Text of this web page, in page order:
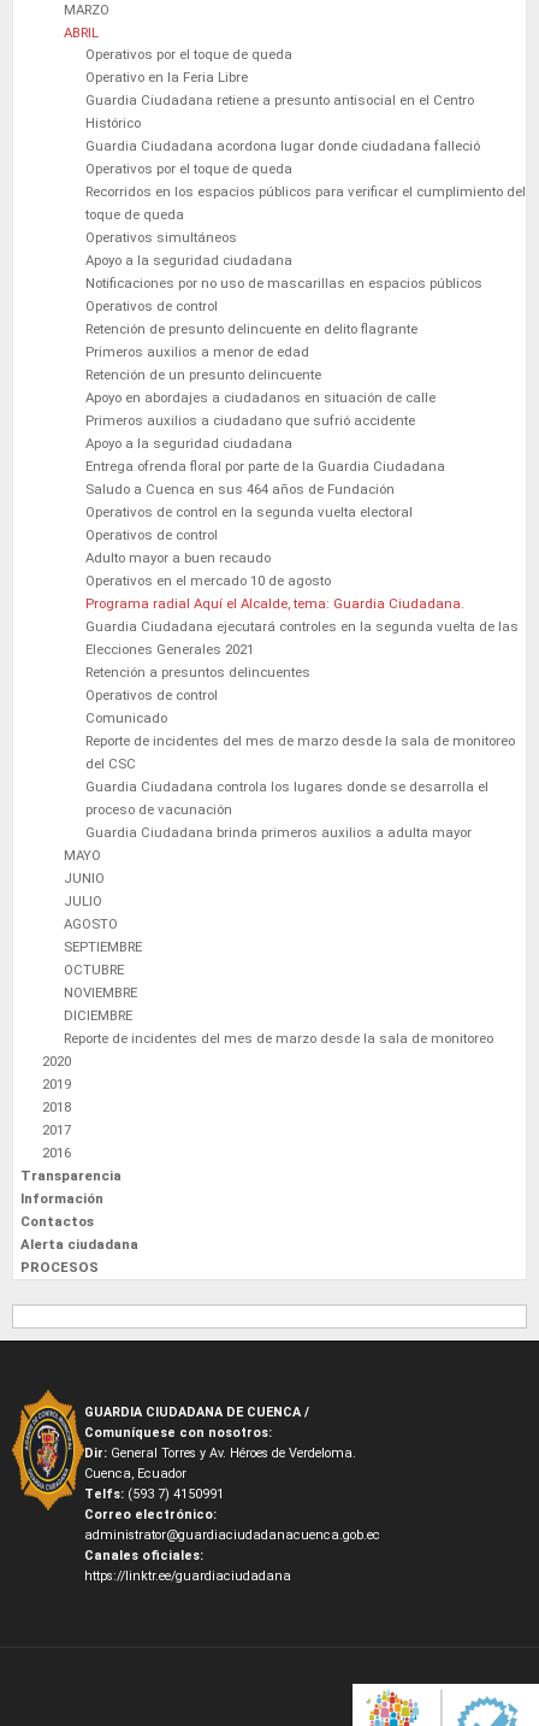
MARZO
ABRIL
Operativos por el toque de queda
Operativo en la Feria Libre
Guardia Ciudadana retiene a presunto antisocial en el Centro
Histórico
Guardia Ciudadana acordona lugar donde ciudadana falleció
Operativos por el toque de queda
Recorridos en los espacios públicos para verificar el cumplimiento del
toque de queda
Operativos simultáneos
Apoyo a la seguridad ciudadana
Notificaciones por no uso de mascarillas en espacios públicos
Operativos de control
Retención de presunto delincuente en delito flagrante
Primeros auxilios a menor de edad
Retención de un presunto delincuente
Apoyo en abordajes a ciudadanos en situación de calle
Primeros auxilios a ciudadano que sufrió accidente
Apoyo a la seguridad ciudadana
Entrega ofrenda floral por parte de la Guardia Ciudadana
Saludo a Cuenca en sus 464 años de Fundación
Operativos de control en la segunda vuelta electoral
Operativos de control
Adulto mayor a buen recaudo
Operativos en el mercado 10 de agosto
Programa radial Aquí el Alcalde, tema: Guardia Ciudadana.
Guardia Ciudadana ejecutará controles en la segunda vuelta de las
Elecciones Generales 2021
Retención a presuntos delincuentes
Operativos de control
Comunicado
Reporte de incidentes del mes de marzo desde la sala de monitoreo
del CSC
Guardia Ciudadana controla los lugares donde se desarrolla el
proceso de vacunación
Guardia Ciudadana brinda primeros auxilios a adulta mayor
MAYO
JUNIO
JULIO
AGOSTO
SEPTIEMBRE
OCTUBRE
NOVIEMBRE
DICIEMBRE
Reporte de incidentes del mes de marzo desde la sala de monitoreo
2020
2019
2018
2017
2016
Transparencia
Información
Contactos
Alerta ciudadana
PROCESOS
GUARDIA CIUDADANA DE CUENCA /
Comuníquese con nosotros:
Dir: General Torres y Av. Héroes de Verdeloma.
Cuenca, Ecuador
Telfs: (593 7) 4150991
Correo electrónico:
administrator@guardiaciudadanacuenca.gob.ec
Canales oficiales:
https://linktr.ee/guardiaciudadana